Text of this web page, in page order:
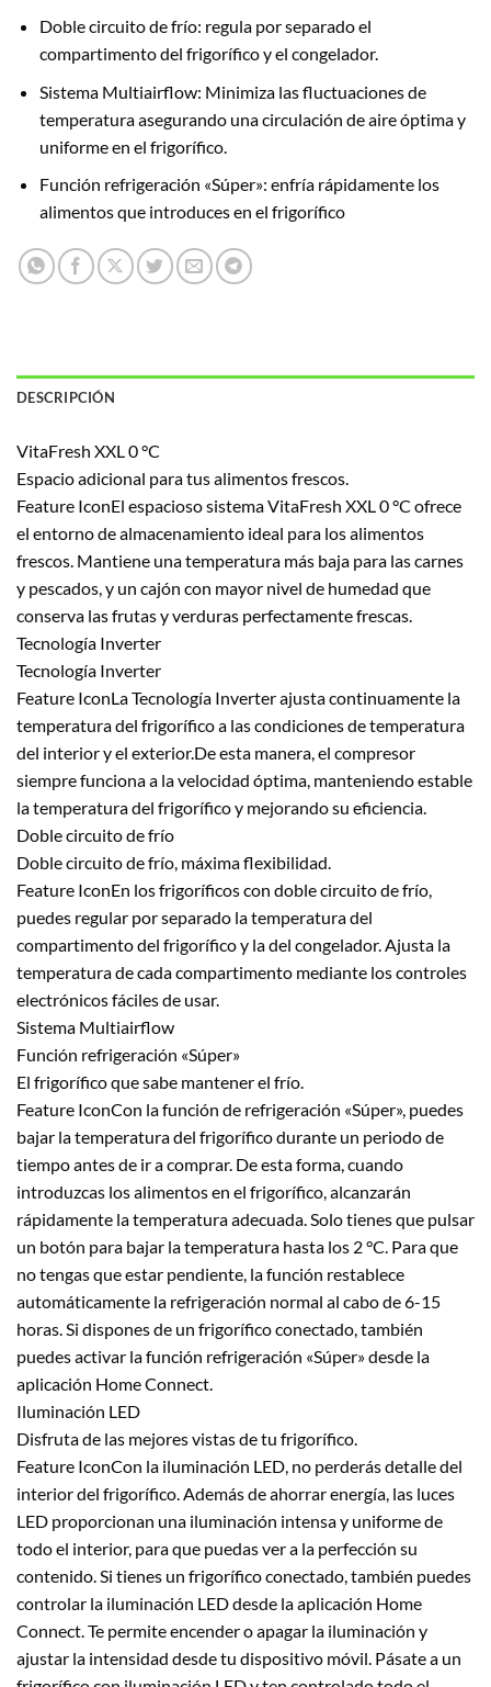
Doble circuito de frío: regula por separado el
compartimento del frigorífico y el congelador.
Sistema Multiairflow: Minimiza las fluctuaciones de
temperatura asegurando una circulación de aire óptima y
uniforme en el frigorífico.
Función refrigeración «Súper»: enfría rápidamente los
alimentos que introduces en el frigorífico
DESCRIPCIÓN
VitaFresh XXL 0 °C
Espacio adicional para tus alimentos frescos.
Feature IconEl espacioso sistema VitaFresh XXL 0 °C ofrece
el entorno de almacenamiento ideal para los alimentos
frescos. Mantiene una temperatura más baja para las carnes
y pescados, y un cajón con mayor nivel de humedad que
conserva las frutas y verduras perfectamente frescas.
Tecnología Inverter
Tecnología Inverter
Feature IconLa Tecnología Inverter ajusta continuamente la
temperatura del frigorífico a las condiciones de temperatura
del interior y el exterior.De esta manera, el compresor
siempre funciona a la velocidad óptima, manteniendo estable
la temperatura del frigorífico y mejorando su eficiencia.
Doble circuito de frío
Doble circuito de frío, máxima flexibilidad.
Feature IconEn los frigoríficos con doble circuito de frío,
puedes regular por separado la temperatura del
compartimento del frigorífico y la del congelador. Ajusta la
temperatura de cada compartimento mediante los controles
electrónicos fáciles de usar.
Sistema Multiairflow
Función refrigeración «Súper»
El frigorífico que sabe mantener el frío.
Feature IconCon la función de refrigeración «Súper», puedes
bajar la temperatura del frigorífico durante un periodo de
tiempo antes de ir a comprar. De esta forma, cuando
introduzcas los alimentos en el frigorífico, alcanzarán
rápidamente la temperatura adecuada. Solo tienes que pulsar
un botón para bajar la temperatura hasta los 2 °C. Para que
no tengas que estar pendiente, la función restablece
automáticamente la refrigeración normal al cabo de 6-15
horas. Si dispones de un frigorífico conectado, también
puedes activar la función refrigeración «Súper» desde la
aplicación Home Connect.
Iluminación LED
Disfruta de las mejores vistas de tu frigorífico.
Feature IconCon la iluminación LED, no perderás detalle del
interior del frigorífico. Además de ahorrar energía, las luces
LED proporcionan una iluminación intensa y uniforme de
todo el interior, para que puedas ver a la perfección su
contenido. Si tienes un frigorífico conectado, también puedes
controlar la iluminación LED desde la aplicación Home
Connect. Te permite encender o apagar la iluminación y
ajustar la intensidad desde tu dispositivo móvil. Pásate a un